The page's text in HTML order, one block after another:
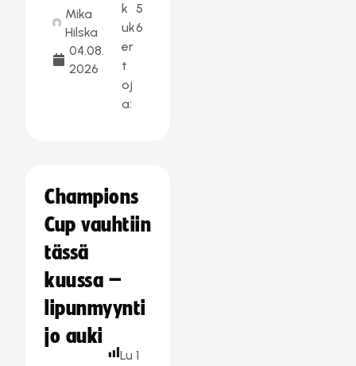
Mika
Hilska
04.08.
2026
k
uk
er
t
oj
a:
5
6
Champions
Cup vauhtiin
tässä
kuussa –
lipunmyynti
jo auki
Lu 1